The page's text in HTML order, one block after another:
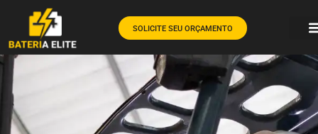
SOLICITE SEU ORÇAMENTO